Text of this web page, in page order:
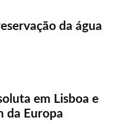
da água
em Lisboa e
da Europa